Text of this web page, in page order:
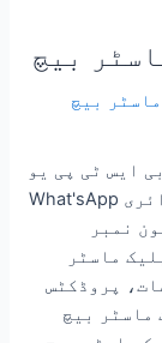
بیچ
ماسٹر بیچ
ایس ٹی پی یو
ٹی پی ای پی سی پی ای ٹی پی ایل اے انکوائری What'sApp
نمبر
ماسٹر
پروڈکٹس
ماسٹر بیچ